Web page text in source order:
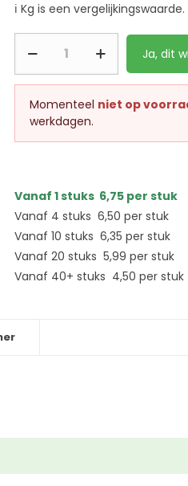
ℹ️ Kg is een vergelijkingswaarde.
Ja, dit
Momenteel niet op
werkdagen.
Vanaf 1 stuks 6,75 per stuk
Vanaf 4 stuks 6,50 per stuk
Vanaf 10 stuks 6,35 per stuk
Vanaf 20 stuks 5,99 per stuk
Vanaf 40+ stuks 4,50 per stuk